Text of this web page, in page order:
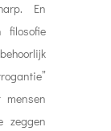
En
zeggen